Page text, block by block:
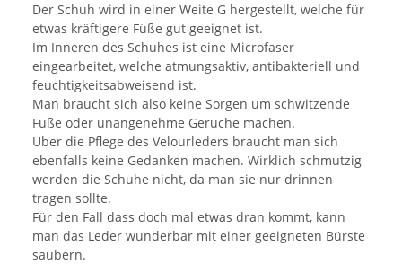
Der Schuh wird in einer Weite G hergestellt, welche für
etwas kräftigere Füße gut geeignet ist.
Im Inneren des Schuhes ist eine Microfaser
eingearbeitet, welche atmungsaktiv, antibakteriell und
feuchtigkeitsabweisend ist.
Man braucht sich also keine Sorgen um schwitzende
Füße oder unangenehme Gerüche machen.
Über die Pflege des Velourleders braucht man sich
ebenfalls keine Gedanken machen. Wirklich schmutzig
werden die Schuhe nicht, da man sie nur drinnen
tragen sollte.
Für den Fall dass doch mal etwas dran kommt, kann
man das Leder wunderbar mit einer geeigneten Bürste
säubern.